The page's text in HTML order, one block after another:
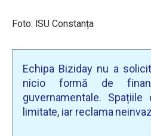
Foto: ISU Constanța
Echipa Biziday nu a
nicio formă de
guvernamentale.
limitate, iar reclama